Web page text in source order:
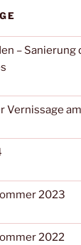
– Sanierung
Vernissage
2023
2022